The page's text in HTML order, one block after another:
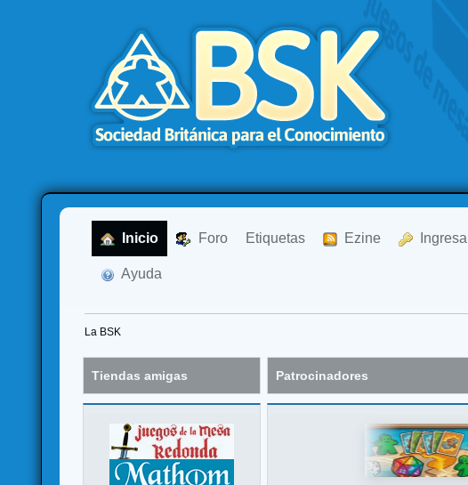
Inicio Foro Etiquetas Ezine
Ayuda
La BSK
Tiendas amigas Patrocinadores